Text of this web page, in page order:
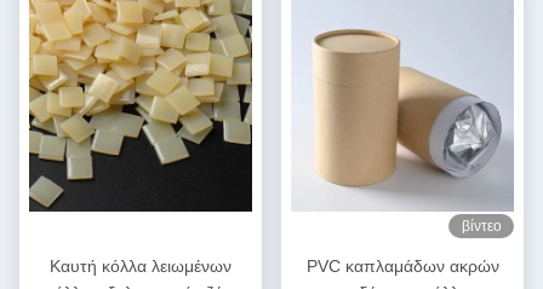
Καυτή κόλλα λειωμένων
βίντεο
PVC καπλαμάδων ακρών